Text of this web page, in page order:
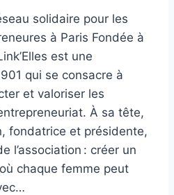
solidaire pour les
à Paris Fondée à
est une
qui se consacre à
et valoriser les
À sa tête,
fondatrice et présidente,
l’association : créer un
chaque femme peut